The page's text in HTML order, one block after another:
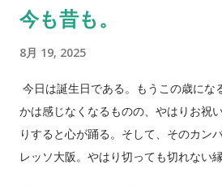
今も昔も。
8月 19, 2025
今日は誕生日である。もうこの歳にな
かは感じなくなるものの、やはりお祝
りすると心が踊る。そして、そのカン
レッソ大阪。やはり切っても切れない